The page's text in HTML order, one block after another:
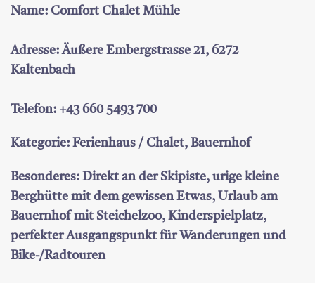
Name: Comfort Chalet Mühle
Adresse: Äußere Embergstrasse 21, 6272
Kaltenbach
Telefon: +43 660 5493 700
Kategorie: Ferienhaus / Chalet, Bauernhof
Besonderes: Direkt an der Skipiste, urige kleine
Berghütte mit dem gewissen Etwas, Urlaub am
Bauernhof mit Steichelzoo, Kinderspielplatz,
perfekter Ausgangspunkt für Wanderungen und
Bike-/Radtouren